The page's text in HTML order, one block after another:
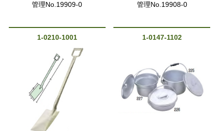
管理No.19909-0 管理No.19908-0
1-0210-1001 1-0147-1102